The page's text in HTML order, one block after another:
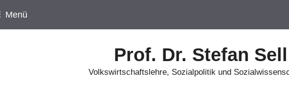
Menü
Prof. Dr. Stefan Sell
Volkswirtschaftslehre, Sozialpolitik und